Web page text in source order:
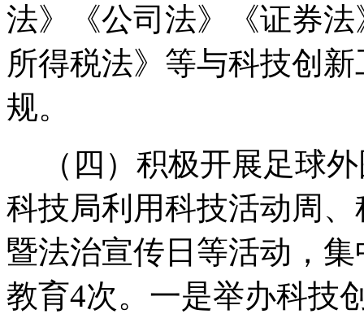
法》《公司法》《证券
所得税法》等与科技创
规。
（四）积极开展足球
科技局利用科技活动周
暨法治宣传日等活动，
教育4次。一是举办科技